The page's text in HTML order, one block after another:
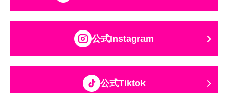
公式Instagram
公式Tiktok